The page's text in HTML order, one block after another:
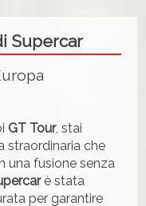
Supercar
GT Tour, stai
straordinaria che
una fusione senza
è stata
per garantire